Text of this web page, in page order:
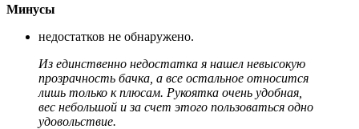
Минусы
недостатков не обнаружено.
Из единственно недостатка я нашел невысокую
прозрачность бачка, а все остальное относится
лишь только к плюсам. Рукоятка очень удобная,
вес небольшой и за счет этого пользоваться одно
удовольствие.